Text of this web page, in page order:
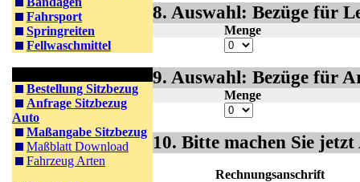
Fahrsport
Springreiten
Fellwaschmittel
Bestellung Sitzbezug
Anfrage Sitzbezug
Auto
Maßangabe Sitzbezug
Maßblatt Download
Fahrzeug Arten
8. Auswahl: Bezüge für
Menge
9. Auswahl: Bezüge für
Menge
10. Bitte machen Sie
Rechnungsanschrift